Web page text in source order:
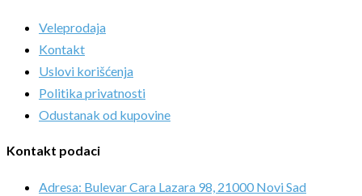
Veleprodaja
Kontakt
Uslovi korišćenja
Politika privatnosti
Odustanak od kupovine
Kontakt podaci
Adresa: Bulevar Cara Lazara 98, 21000 Novi Sad